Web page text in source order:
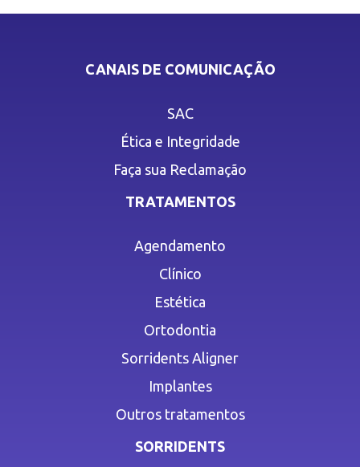
CANAIS DE COMUNICAÇÃO
SAC
Ética e Integridade
Faça sua Reclamação
TRATAMENTOS
Agendamento
Clínico
Estética
Ortodontia
Sorridents Aligner
Implantes
Outros tratamentos
SORRIDENTS